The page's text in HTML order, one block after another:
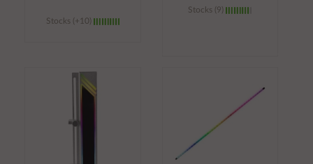
Stocks (+10)
carrito
Stocks (9)